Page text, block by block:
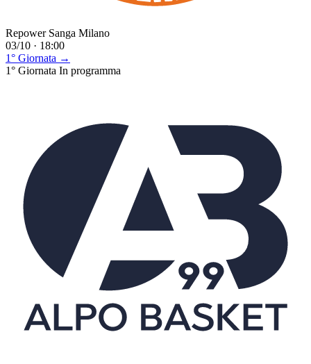
Repower Sanga Milano
03/10 · 18:00
1° Giornata →
1° Giornata In programma